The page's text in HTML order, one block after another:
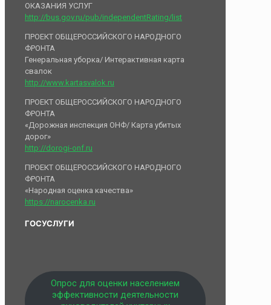
ОКАЗАНИЯ УСЛУГ
http://bus.gov.ru/pub/independentRating/list
ПРОЕКТ ОБЩЕРОССИЙСКОГО НАРОДНОГО
ФРОНТА
Генеральная уборка/ Интерактивная карта
свалок
http://www.kartasvalok.ru
ПРОЕКТ ОБЩЕРОССИЙСКОГО НАРОДНОГО
ФРОНТА
«Дорожная инспекция ОНФ/ Карта убитых
дорог»
http://dorogi-onf.ru
ПРОЕКТ ОБЩЕРОССИЙСКОГО НАРОДНОГО
ФРОНТА
«Народная оценка качества»
https://narocenka.ru
ГОСУСЛУГИ
Опрос для оценки населением
эффективности деятельности